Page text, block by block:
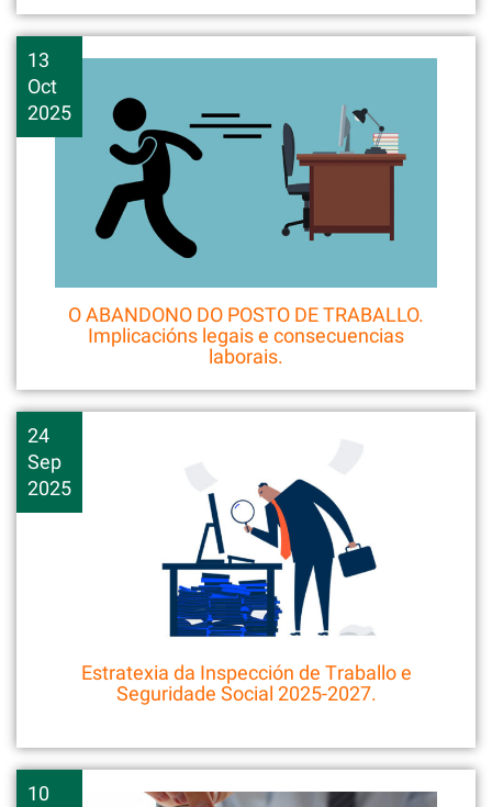
13
Oct
2025
O ABANDONO DO POSTO DE TRABALLO.
Implicacións legais e consecuencias
laborais.
24
Sep
2025
Estratexia da Inspección de Traballo e
Seguridade Social 2025-2027.
10